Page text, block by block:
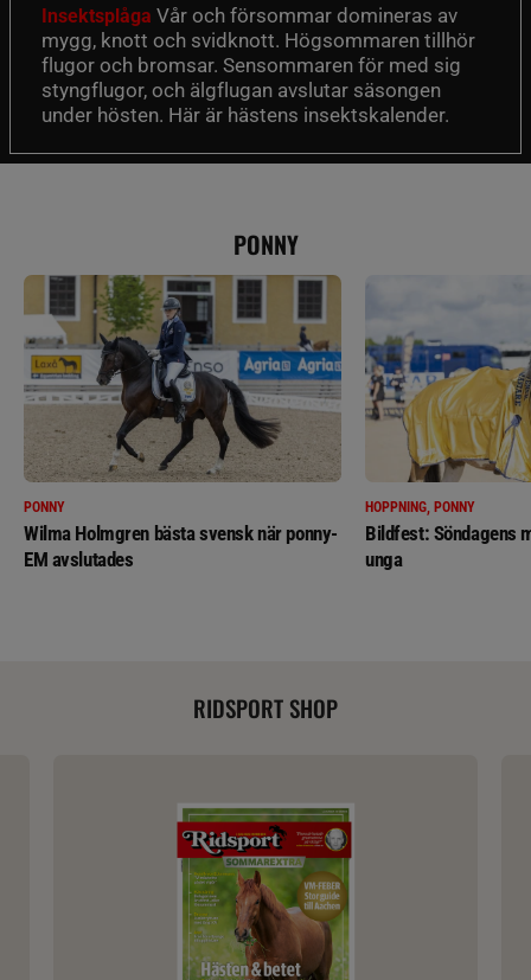
Insektsplåga Vår och försommar domineras av
mygg, knott och svidknott. Högsommaren tillhör
flugor och bromsar. Sensommaren för med sig
styngflugor, och älgflugan avslutar säsongen
under hösten. Här är hästens insektskalender.
PONNY
PONNY
Wilma Holmgren bästa svensk när ponny-
EM avslutades
HOPPNING, PONNY
Bildfest: Söndagens
unga
RIDSPORT SHOP